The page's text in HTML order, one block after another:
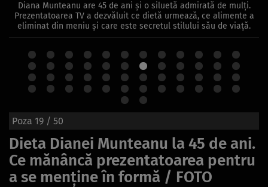
Diana Munteanu are 45 de ani și o siluetă admirată de mulți.
Prezentatoarea TV a dezvăluit ce dietă urmează, ce alimente a
eliminat din meniu și care este secretul stilului său de viață.
Poza 19 / 50
Dieta Dianei Munteanu la 45 de ani.
Ce mănâncă prezentatoarea pentru
a se menține în formă / FOTO